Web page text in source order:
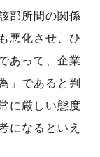
部所間の関係
悪化させ、ひ
あって、企業
」であると判
に厳しい態度
になるといえ